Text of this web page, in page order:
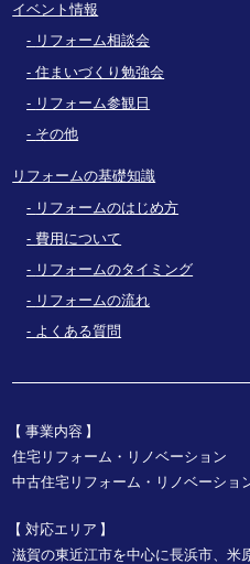
イベント情報
リフォーム相談会
住まいづくり勉強会
リフォーム参観日
その他
リフォームの基礎知識
リフォームのはじめ方
費用について
リフォームのタイミング
リフォームの流れ
よくある質問
事業内容
住宅リフォーム・リノベーション
中古住宅リフォーム・リノベーショ
対応エリア
滋賀の東近江市を中心に長浜市、米